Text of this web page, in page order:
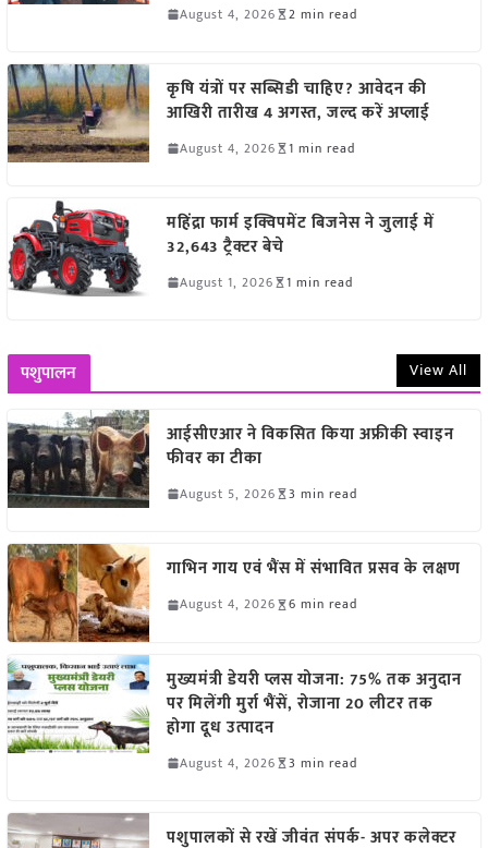
August 4, 2026 2 min read
कृषि यंत्रों पर सब्सिडी चाहिए? आवेदन की
आखिरी तारीख 4 अगस्त, जल्द करें अप्लाई
August 4, 2026 1 min read
महिंद्रा फार्म इक्विपमेंट बिजनेस ने जुलाई में
32,643 ट्रैक्टर बेचे
August 1, 2026 1 min read
पशुपालन View All
आईसीएआर ने विकसित किया अफ्रीकी स्वाइन
फीवर का टीका
August 5, 2026 3 min read
गाभिन गाय एवं भैंस में संभावित प्रसव के लक्षण
August 4, 2026 6 min read
मुख्यमंत्री डेयरी प्लस योजना: 75% तक अनुदान
पर मिलेंगी मुर्रा भैंसें, रोजाना 20 लीटर तक
होगा दूध उत्पादन
August 4, 2026 3 min read
पशुपालकों से रखें जीवंत संपर्क- अपर कलेक्टर